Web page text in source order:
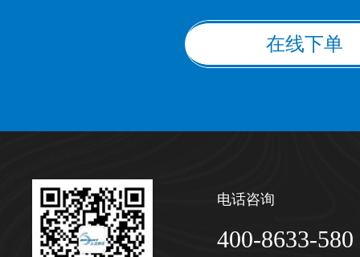
在线下单
电话咨询
400-8633-580